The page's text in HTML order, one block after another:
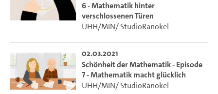
6 - Mathematik hinter
verschlossenen Türen
UHH/MIN/ StudioRanokel
02.03.2021
Schönheit der Mathematik - Episode
7 - Mathematik macht glücklich
UHH/MIN/ StudioRanokel